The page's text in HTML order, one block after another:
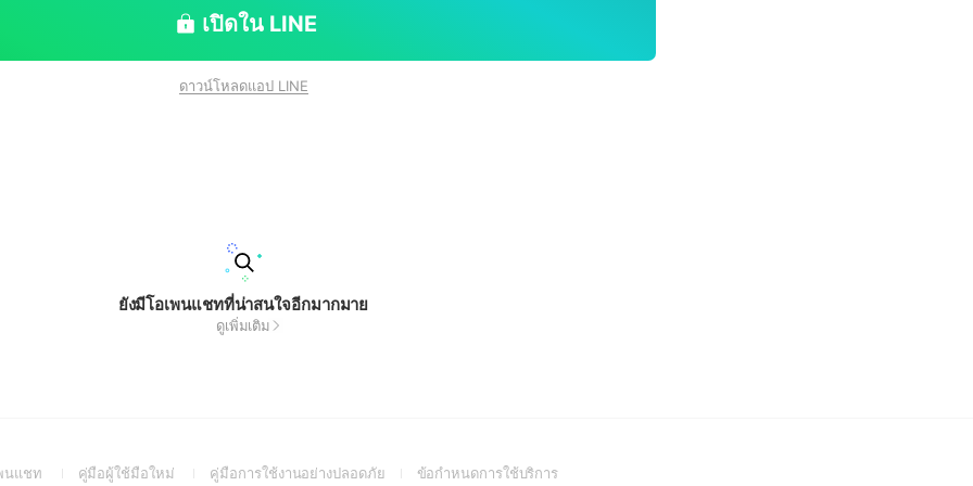
เปิดใน LINE
ดาวน์โหลดแอป LINE
ยังมีโอเพนแชทที่น่าสนใจอีกมากมาย
ดูเพิ่มเติม
นแชท
(Openคู่มือผู้ใช้มือใหม่
(Openคู่มือการใช้งานอย่างปลอดภัย(Openข้อกำหนดการใช้บริการ(Open